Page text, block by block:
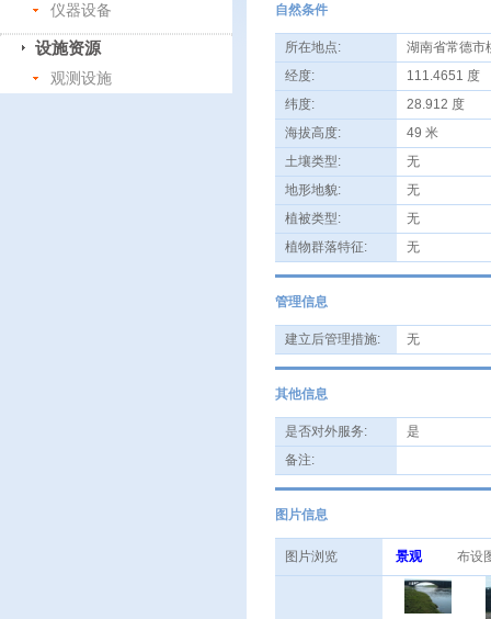
仪器设备
设施资源
观测设施
自然条件
所在地点:
湖南省常德市
经度:
111.4651 度
纬度:
28.912 度
海拔高度:
49 米
土壤类型:
无
地形地貌:
无
植被类型:
无
植物群落特征:
无
管理信息
建立后管理措施: 无
其他信息
是否对外服务:
是
备注:
图片信息
图片浏览 景观 布设